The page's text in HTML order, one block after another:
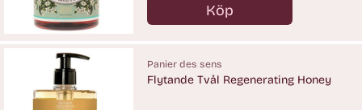
Köp
Antal
Panier des sens
Flytande Tvål Regenerating Honey